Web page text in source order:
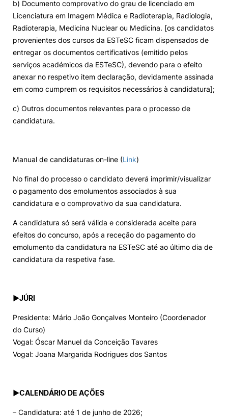
b) Documento comprovativo do grau de licenciado em
Licenciatura em Imagem Médica e Radioterapia, Radiologia,
Radioterapia, Medicina Nuclear ou Medicina. [os candidatos
provenientes dos cursos da ESTeSC ficam dispensados de
entregar os documentos certificativos (emitido pelos
serviços académicos da ESTeSC), devendo para o efeito
anexar no respetivo item declaração, devidamente assinada
em como cumprem os requisitos necessários à candidatura];
c) Outros documentos relevantes para o processo de
candidatura.
Manual de candidaturas on-line (Link)
No final do processo o candidato deverá imprimir/visualizar
o pagamento dos emolumentos associados à sua
candidatura e o comprovativo da sua candidatura.
A candidatura só será válida e considerada aceite para
efeitos do concurso, após a receção do pagamento do
emolumento da candidatura na ESTeSC até ao último dia de
candidatura da respetiva fase.
►JÚRI
Presidente: Mário João Gonçalves Monteiro (Coordenador
do Curso)
Vogal: Óscar Manuel da Conceição Tavares
Vogal: Joana Margarida Rodrigues dos Santos
►CALENDÁRIO DE AÇÕES
– Candidatura: até 1 de junho de 2026;